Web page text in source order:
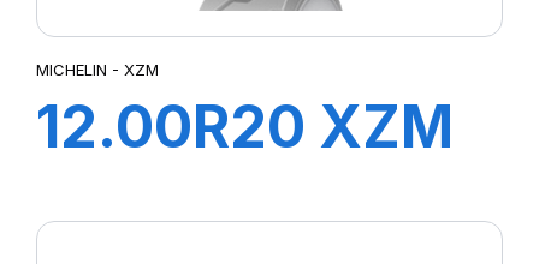
MICHELIN - XZM
12.00R20 XZM